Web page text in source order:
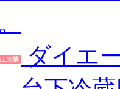
ダイエ